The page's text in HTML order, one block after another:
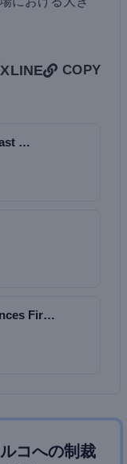
XLINE COPY
…
Fir…
コへの制裁